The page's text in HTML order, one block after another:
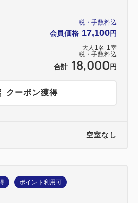
税・手数料込
会員価格 17,100円
大人 1 名 1 室
税・手数料込
合計 18,000 円
クーポン獲得
空室なし
ポイント利用可